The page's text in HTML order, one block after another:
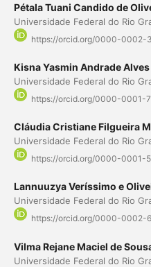
Pétala Tuani Candido de
Universidade Federal do Rio
https://orcid.org/0000-0002-
Kisna Yasmin Andrade Alves
Universidade Federal do Rio
https://orcid.org/0000-0001-
Cláudia Cristiane Filgueira
Universidade Federal do Rio
https://orcid.org/0000-0001-
Lannuuzya Veríssimo e
Universidade Federal do Rio
https://orcid.org/0000-0002-
Vilma Rejane Maciel de
Universidade Federal do Rio